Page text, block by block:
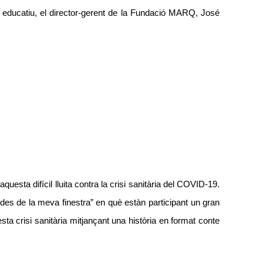
educatiu, el director-gerent de la Fundació MARQ, José
difícil lluita contra la crisi sanitària del COVID-19.
de la meva finestra” en què estàn participant un gran
crisi sanitària mitjançant una història en format conte